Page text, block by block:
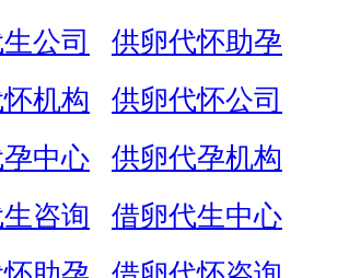
公司
供卵代怀助孕
机构
供卵代怀公司
中心
供卵代孕机构
咨询
借卵代生中心